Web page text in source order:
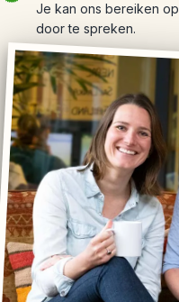
Je kan ons bereiken op
door te spreken.